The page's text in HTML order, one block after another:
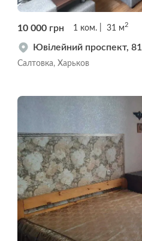
10 000 грн 1 ком. 31 м2
Ювілейний проспект, 81
Салтовка, Харьков